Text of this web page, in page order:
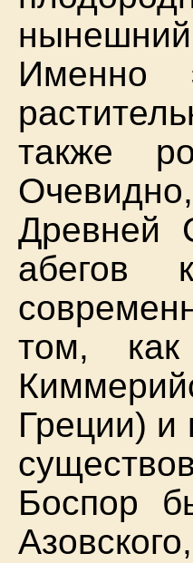
Именно
также
Древней
абегов
том,
Греции) и
Боспор